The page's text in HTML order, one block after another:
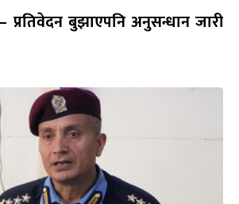
बुझाएपनि अनुसन्धान जारी